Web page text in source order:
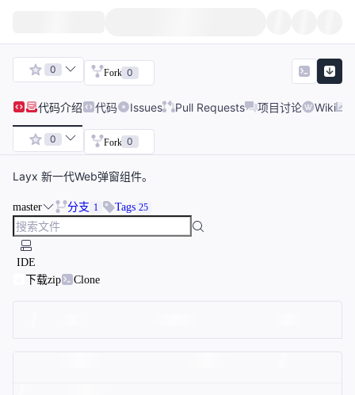
0 Fork 0
代码介绍 代码 Issues Pull Requests 项目讨论 Wiki
0 Fork 0
Layx 新一代Web弹窗组件。
master 分支 1 Tags 25
IDE
下载zip
Clone